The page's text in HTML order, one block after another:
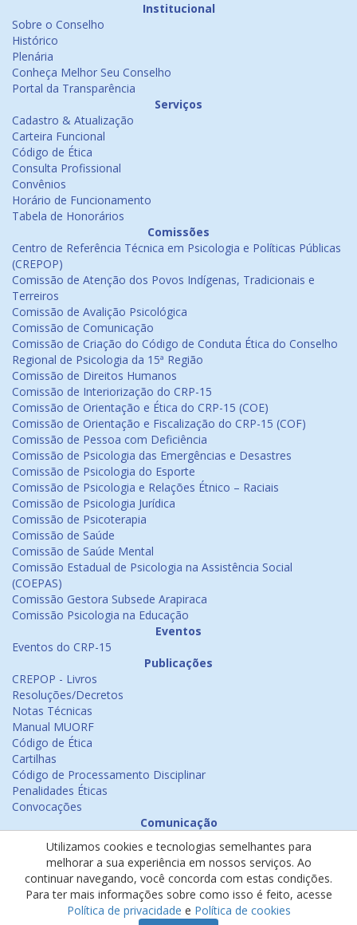
Institucional
Sobre o Conselho
Histórico
Plenária
Conheça Melhor Seu Conselho
Portal da Transparência
Serviços
Cadastro & Atualização
Carteira Funcional
Código de Ética
Consulta Profissional
Convênios
Horário de Funcionamento
Tabela de Honorários
Comissões
Centro de Referência Técnica em Psicologia e Políticas Públicas
(CREPOP)
Comissão de Atenção dos Povos Indígenas, Tradicionais e
Terreiros
Comissão de Avalição Psicológica
Comissão de Comunicação
Comissão de Criação do Código de Conduta Ética do Conselho
Regional de Psicologia da 15ª Região
Comissão de Direitos Humanos
Comissão de Interiorização do CRP-15
Comissão de Orientação e Ética do CRP-15 (COE)
Comissão de Orientação e Fiscalização do CRP-15 (COF)
Comissão de Pessoa com Deficiência
Comissão de Psicologia das Emergências e Desastres
Comissão de Psicologia do Esporte
Comissão de Psicologia e Relações Étnico – Raciais
Comissão de Psicologia Jurídica
Comissão de Psicoterapia
Comissão de Saúde
Comissão de Saúde Mental
Comissão Estadual de Psicologia na Assistência Social
(COEPAS)
Comissão Gestora Subsede Arapiraca
Comissão Psicologia na Educação
Eventos
Eventos do CRP-15
Publicações
CREPOP - Livros
Resoluções/Decretos
Notas Técnicas
Manual MUORF
Código de Ética
Cartilhas
Código de Processamento Disciplinar
Penalidades Éticas
Convocações
Comunicação
Emissão de Certificados
Psicologia na Mídia
Ouvidoria
Política de cookies
Política de privacidade
Utilizamos cookies e tecnologias semelhantes para
melhorar a sua experiência em nossos serviços. Ao
continuar navegando, você concorda com estas condições.
Para ter mais informações sobre como isso é feito, acesse
Política de privacidade e Política de cookies